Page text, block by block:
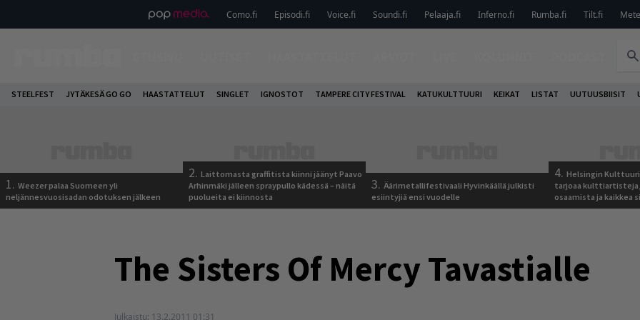
Como.fi Episodi.fi Voice.fi Soundi.fi Pelaaja.fi Inferno.fi Rumba.fi Tilt.fi
STEELFEST JYTÄKESÄ GO GO HAASTATTELUT SINGLET IGNOSTOT TAMPERE CITY FESTIVAL KATUKULTTUURI KEIKAT LISTAT UUTUUSBIISIT
1. Weezer palaa Suomeen yli
neljännesvuosisadan odotuksen jälkeen
2. Laittomasta graffitista kiinni jäänyt Paavo
Arhinmäki jälleen spraypullo kädessä – näitä
puolueita ei kiinnosta
3. Äärimetallifestivaali Hyvinkäällä julkisti
esiintyjiä ensi vuodelle
4. Helsingin
tarjoaa
osaamista ja kaikkea
The Sisters Of Mercy Tavastialle
Julkaistu: 13.2.2011 01:31